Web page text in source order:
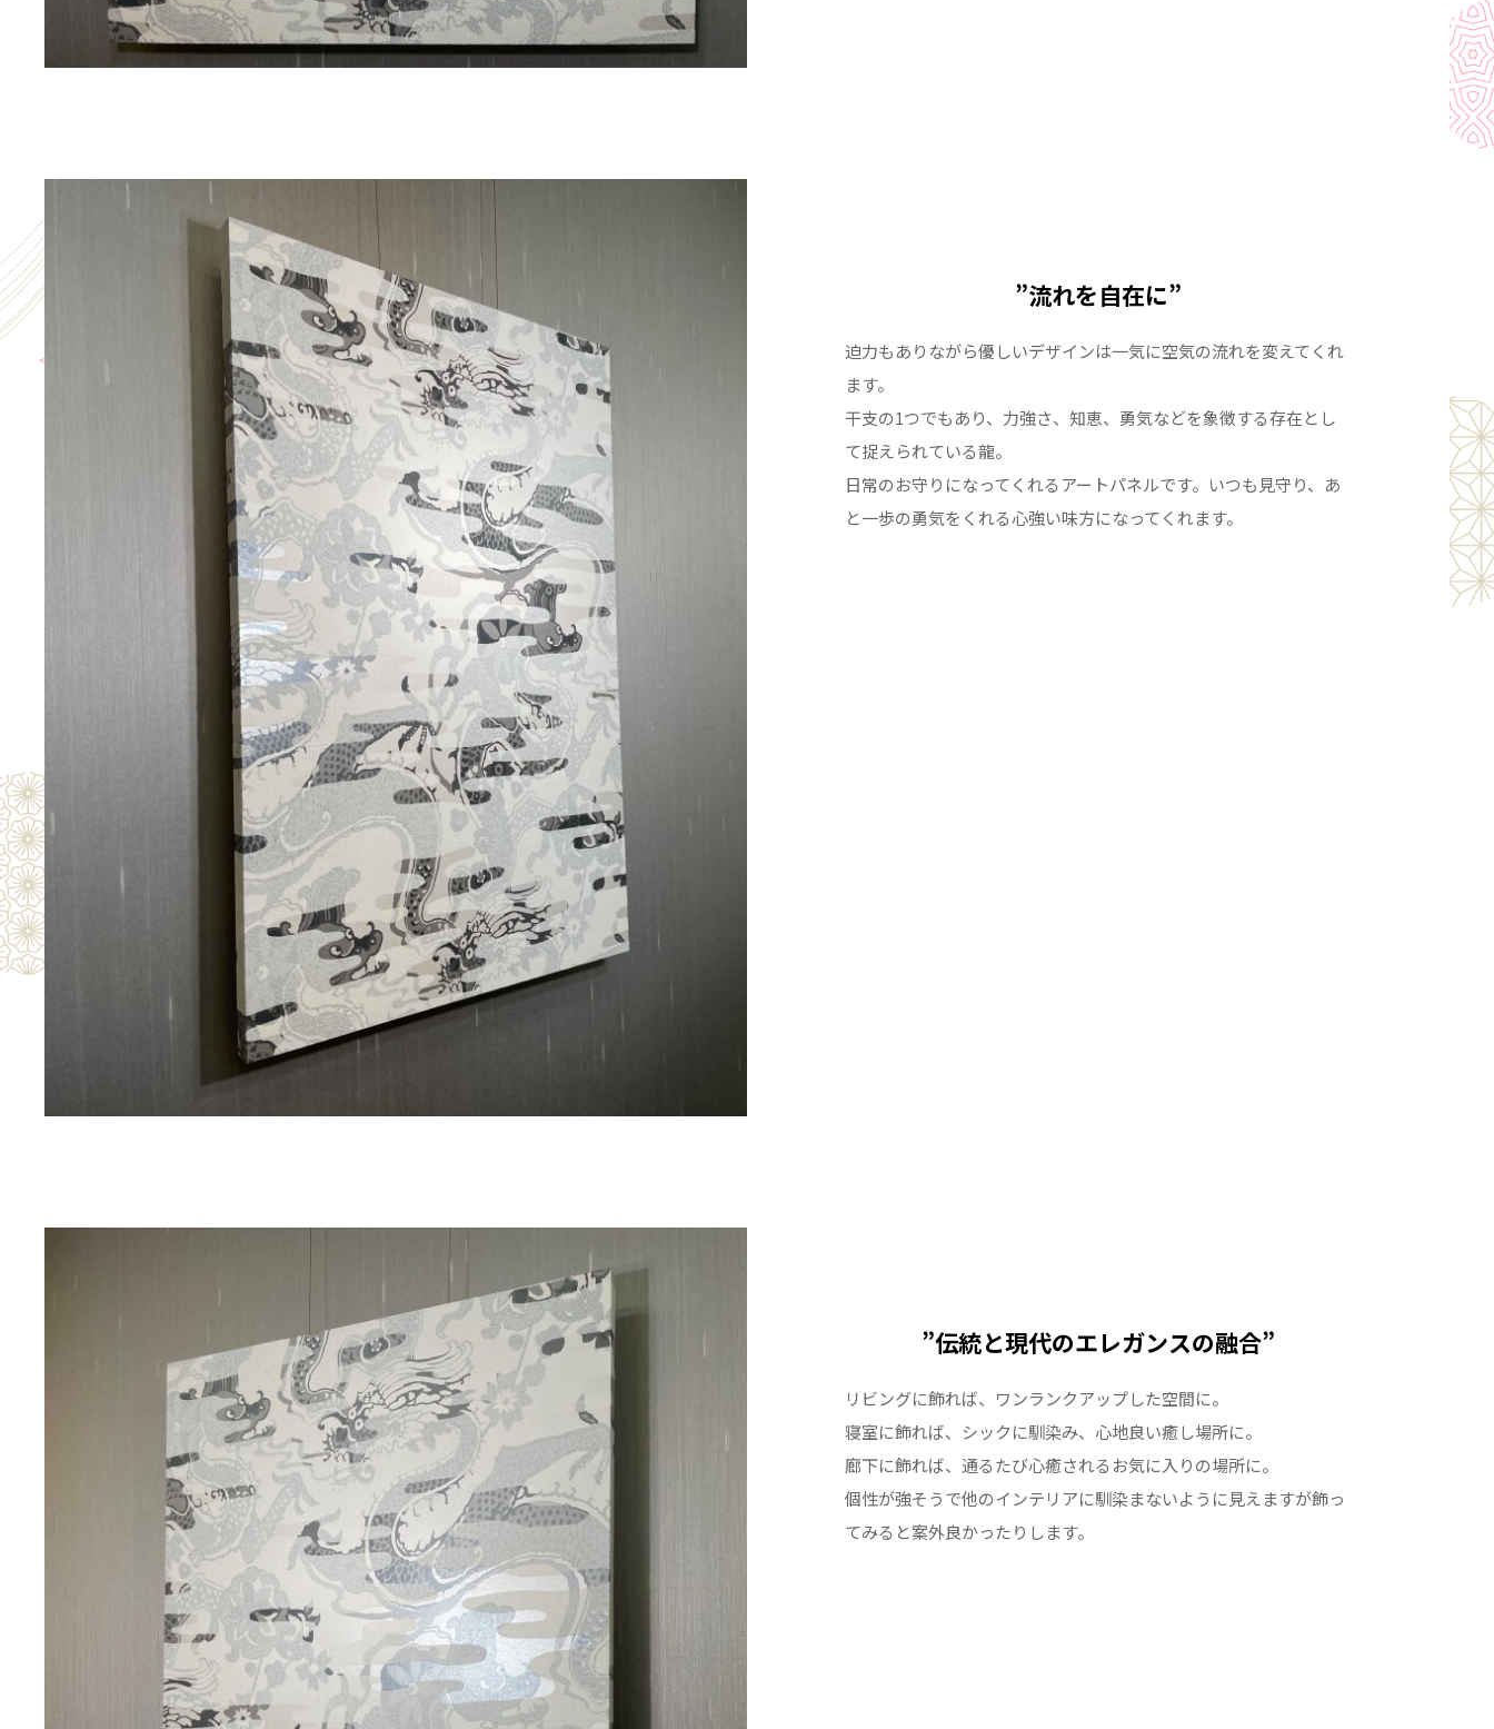
”流れを自在に”
迫力もありながら優しいデザインは一気に空気の流れを変えてくれ
ます。
干支の1つでもあり、力強さ、知恵、勇気などを象徴する存在とし
て捉えられている龍。
日常のお守りになってくれるアートパネルです。いつも見守り、あ
と一歩の勇気をくれる心強い味方になってくれます。
”伝統と現代のエレガンスの融合”
リビングに飾れば、ワンランクアップした空間に。
寝室に飾れば、シックに馴染み、心地良い癒し場所に。
廊下に飾れば、通るたび心癒されるお気に入りの場所に。
個性が強そうで他のインテリアに馴染まないように見えますが飾っ
てみると案外良かったりします。